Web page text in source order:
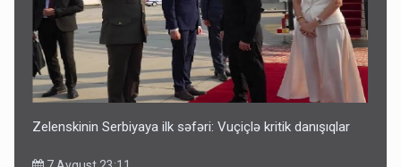
Zelenskinin Serbiyaya ilk səfəri: Vuçiçlə kritik danışıqlar